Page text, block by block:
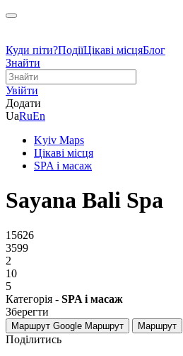
Куди піти?ПодіїЦікаві місцяБлог
Знайти
Увійти
Додати
UaRuEn
Kyiv Maps
Цікаві місця
SPA і масаж
Sayana Bali Spa
15626
3599
2
10
5
Категорія - SPA і масаж
Зберегти
Маршрут Google Маршрут Маршрут
Поділитись